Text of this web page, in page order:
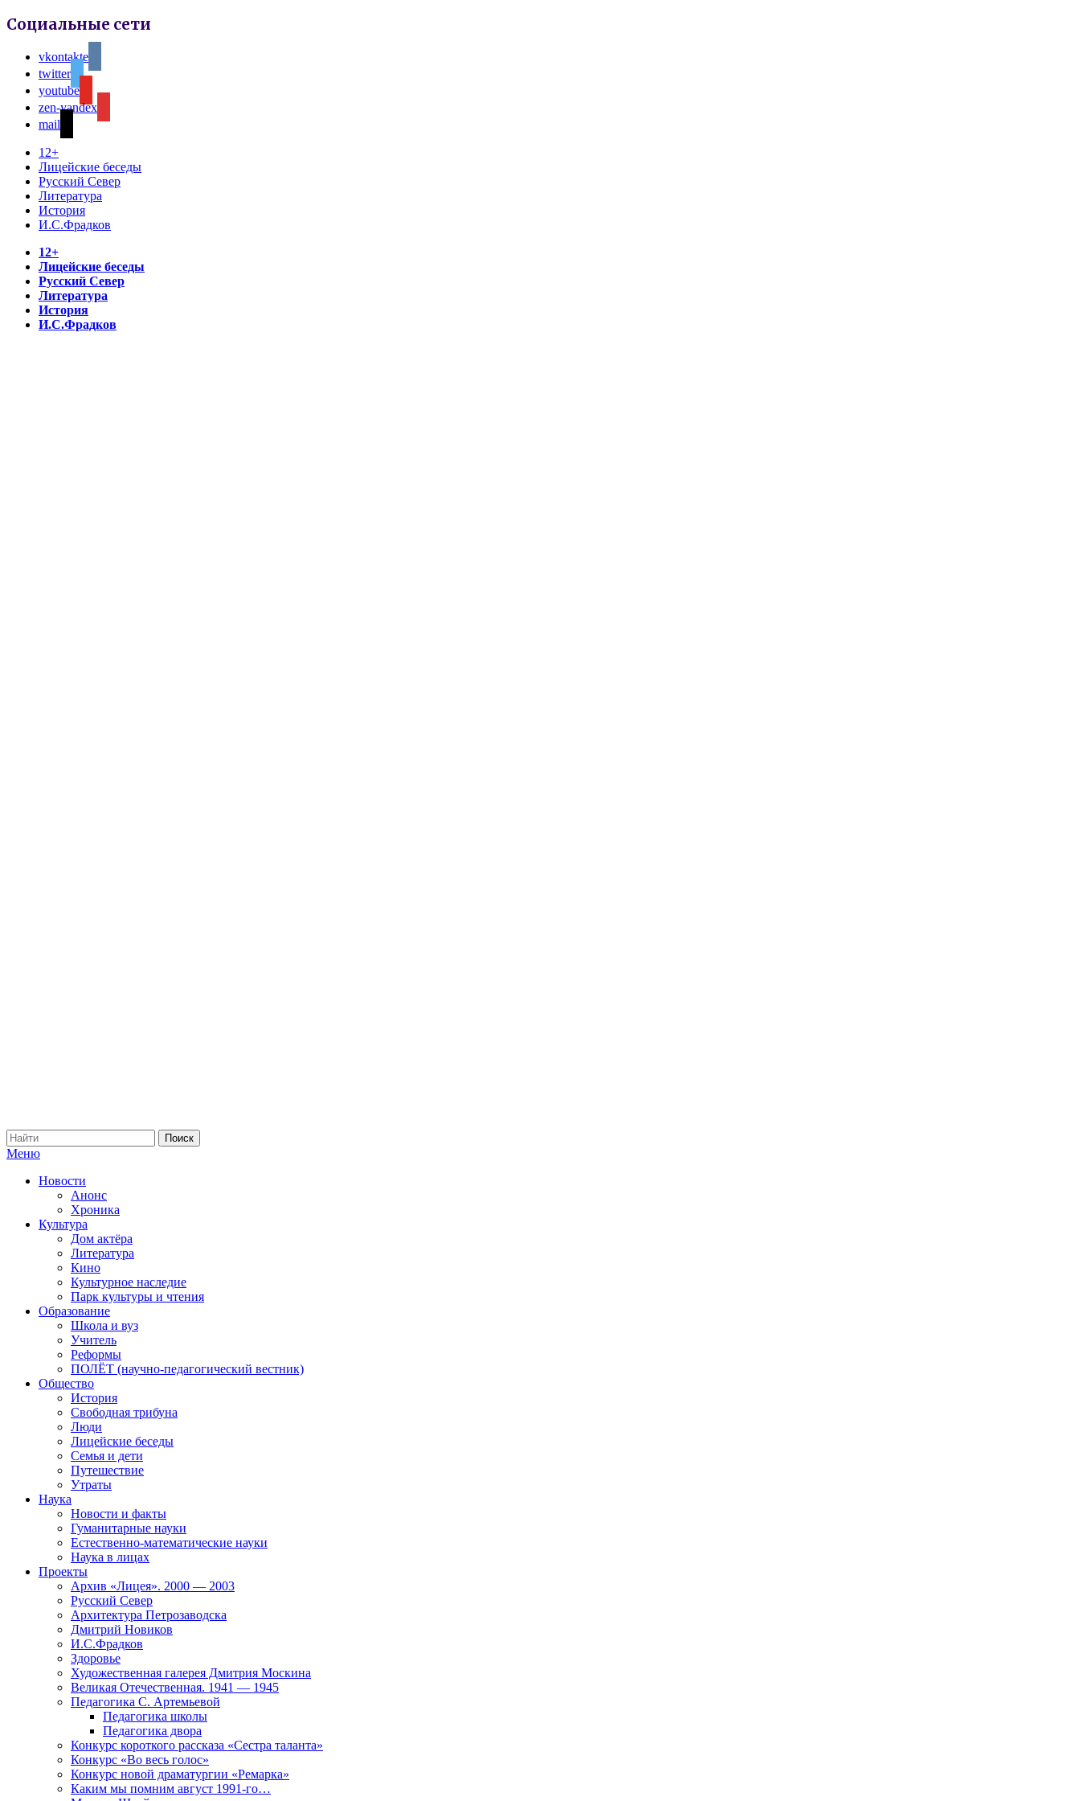
Социальные сети
vkontakte
twitter
youtube
zen-yandex
mail
12+
Лицейские беседы
Русский Север
Литература
История
И.С.Фрадков
12+
Лицейские беседы
Русский Север
Литература
История
И.С.Фрадков
Меню
Новости
Анонс
Хроника
Культура
Дом актёра
Литература
Кино
Культурное наследие
Парк культуры и чтения
Образование
Школа и вуз
Учитель
Реформы
ПОЛЁТ (научно-педагогический вестник)
Общество
История
Свободная трибуна
Люди
Лицейские беседы
Семья и дети
Путешествие
Утраты
Наука
Новости и факты
Гуманитарные науки
Естественно-математические науки
Наука в лицах
Проекты
Архив «Лицея». 2000 — 2003
Русский Север
Архитектура Петрозаводска
Дмитрий Новиков
И.С.Фрадков
Здоровье
Художественная галерея Дмитрия Москина
Великая Отечественная. 1941 — 1945
Педагогика С. Артемьевой
Педагогика школы
Педагогика двора
Конкурс короткого рассказа «Сестра таланта»
Конкурс «Во весь голос»
Конкурс новой драматургии «Ремарка»
Каким мы помним август 1991-го…